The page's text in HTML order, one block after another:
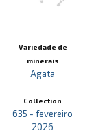
Variedade de
minerais
Agata
Collection
635 - fevereiro
2026